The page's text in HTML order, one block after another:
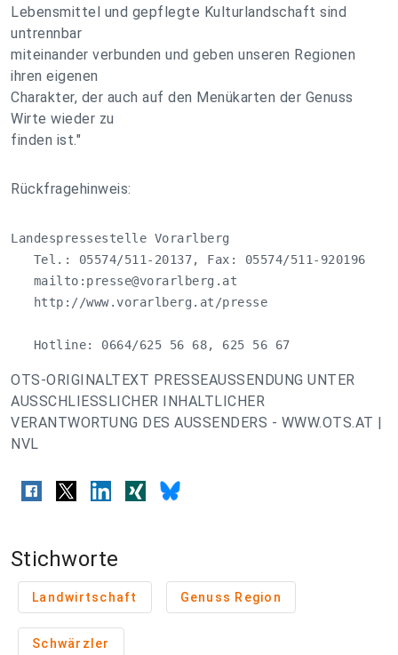
Lebensmittel und gepflegte Kulturlandschaft sind
untrennbar
miteinander verbunden und geben unseren Regionen
ihren eigenen
Charakter, der auch auf den Menükarten der Genuss
Wirte wieder zu
finden ist."
Rückfragehinweis:
Landespressestelle Vorarlberg
   Tel.: 05574/511-20137, Fax: 05574/511-920196
   mailto:
presse@vorarlberg.at
   http://www.vorarlberg.at/presse
   Hotline: 0664/625 56 68, 625 56 67
OTS-ORIGINALTEXT PRESSEAUSSENDUNG UNTER
AUSSCHLIESSLICHER INHALTLICHER
VERANTWORTUNG DES AUSSENDERS - WWW.OTS.AT |
NVL
Stichworte
Landwirtschaft Genuss Region
Schwärzler